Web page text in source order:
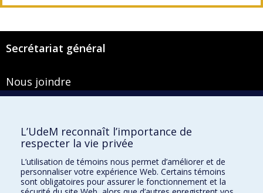
Secrétariat général
Nous joindre
Montréal (Québec) H3T 1J4
Courriel : secretariat-general@umontreal.ca
Admission
L’UdeM reconnaît l’importance de
respecter la vie privée
L’utilisation de témoins nous permet d’améliorer et de
personnaliser votre expérience Web. Certains témoins
sont obligatoires pour assurer le fonctionnement et la